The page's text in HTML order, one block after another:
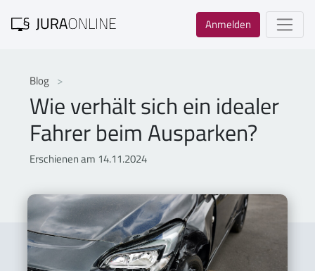
Anmelden
Blog
Wie verhält sich ein idealer
Fahrer beim Ausparken?
Erschienen am 14.11.2024